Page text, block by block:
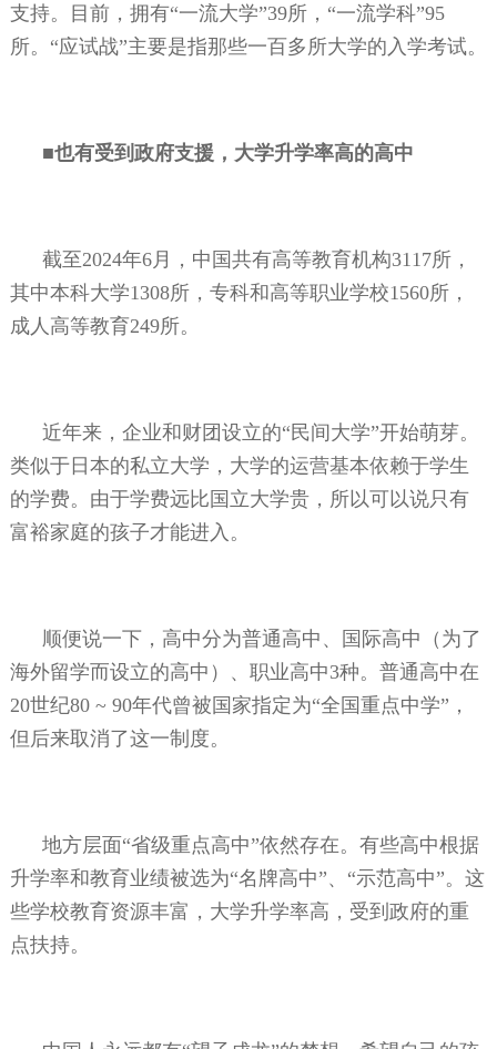
支持。目前，拥有“一流大学”39所，“一流学科”95
所。“应试战”主要是指那些一百多所大学的入学考试。
■也有受到政府支援，大学升学率高的高中
截至2024年6 月，中国共有高等教育机构3117所，
其中本科大学1308所，专科和高等职业学校1560所，
成人高等教育249所。
近年来，企业和财团设立的“民间大学”开始萌芽。
类似于日本的私立大学，大学的运营基本依赖于学生
的学费。由于学费远比国立大学贵，所以可以说只有
富裕家庭的孩子才能进入。
顺便说一下，高中分为普通高中、国际高中（为了
海外留学而设立的高中）、职业高中3种。普通高中在
20世纪80 ~ 90年代曾被国家指定为“全国重点中学”，
但后来取消了这一制度。
地方层面“省级重点高中”依然存在。有些高中根据
升学率和教育业绩被选为“名牌高中”、“示范高中”。这
些学校教育资源丰富，大学升学率高，受到政府的重
点扶持。